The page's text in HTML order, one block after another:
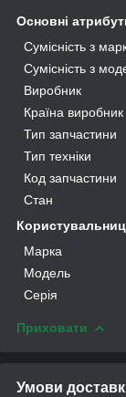
Основні
Сумісність з
Сумісність з
Виробник
Країна виробник
Тип запчастини
Тип техніки
Код запчастини
Стан
Марка
Модель
Серія
Приховати
Умови